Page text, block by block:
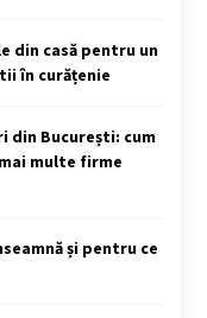
din casă pentru un
în curățenie
din București: cum
multe firme
și pentru ce